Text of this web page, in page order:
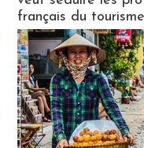
français du tourisme